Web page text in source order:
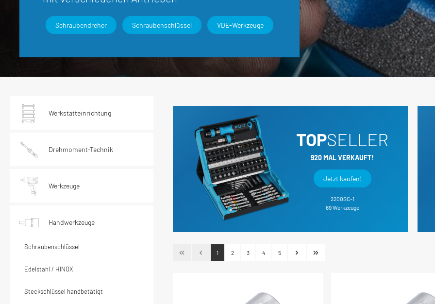
Steckverbindungen
Elektrik / Batteriedienst - Lichtmaschine Elektrik / Batteriedienst -
Schraubendreher Schraubenschlüssel VDE-Werkzeuge
Werkstatteinrichtung
Drehmoment-Technik
Werkzeuge
Handwerkzeuge
Schraubenschlüssel
Edelstahl / HINOX
Steckschlüssel handbetätigt
TOPSELLER
920 MAL VERKAUFT!
Jetzt kaufen!
2200SC-1
69 Werkzeuge
1 2 3 4 5